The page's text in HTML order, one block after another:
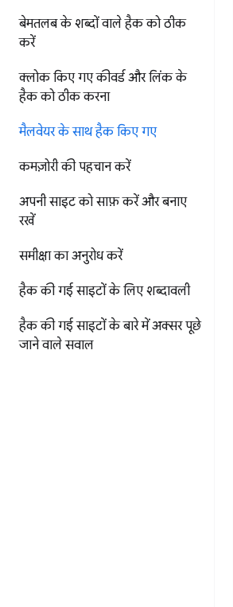
बेमतलब के शब्दों वाले हैक को ठीक
करें
क्लोक किए गए कीवर्ड और लिंक के
हैक को ठीक करना
मैलवेयर के साथ हैक किए गए
कमज़ोरी की पहचान करें
अपनी साइट को साफ़ करें और बनाए
रखें
समीक्षा का अनुरोध करें
हैक की गई साइटों के लिए शब्दावली
हैक की गई साइटों के बारे में अक्सर पूछे
जाने वाले सवाल